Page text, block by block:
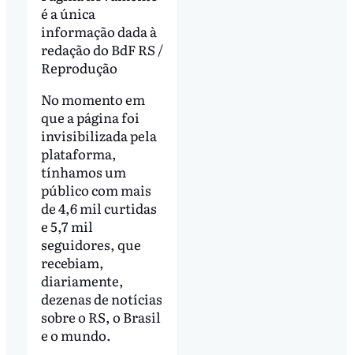
é a única
informação dada à
redação do BdF RS /
Reprodução
No momento em
que a página foi
invisibilizada pela
plataforma,
tínhamos um
público com mais
de 4,6 mil curtidas
e 5,7 mil
seguidores, que
recebiam,
diariamente,
dezenas de notícias
sobre o RS, o Brasil
e o mundo.